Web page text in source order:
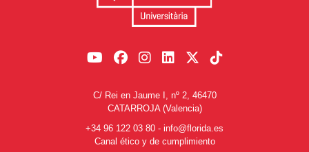
C/ Rei en Jaume I, nº 2, 46470
CATARROJA (Valencia)
+34 96 122 03 80 - info@florida.es
Canal ético y de cumplimiento